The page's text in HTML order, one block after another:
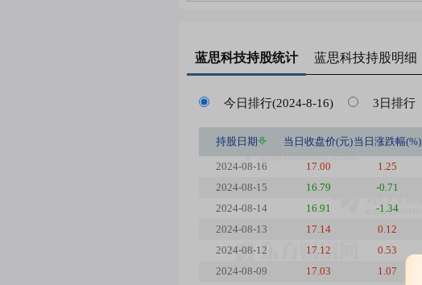
蓝思科技持股统计 蓝思科技持股明细
今日排行(2024-8-16) 3日排行
持股日期 当日收盘价(元)当日涨跌幅(%)
2024-08-16 17.00 1.25
2024-08-15
16.79 -0.71
2024-08-14
16.91 -1.34
2024-08-13
17.14 0.12
2024-08-12
17.12 0.53
2024-08-09
17.03 1.07